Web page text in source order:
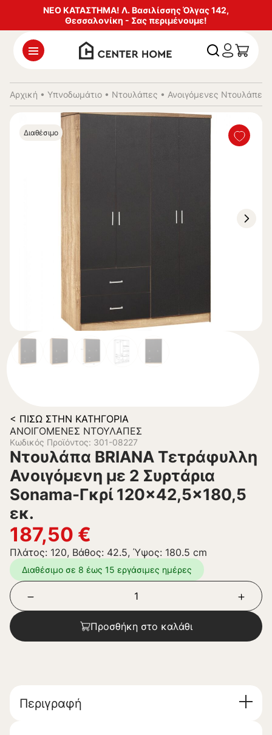
ΝΕΟ ΚΑΤΑΣΤΗΜΑ! Λ. Βασιλίσσης Όλγας 142,
Θεσσαλονίκη - Σας περιμένουμε!
Αρχική • Υπνοδωμάτιο • Ντουλάπες • Ανοιγόμενες Ντουλάπες
Διαθέσιμο
< ΠΊΣΩ ΣΤΗΝ ΚΑΤΗΓΟΡΊΑ
ΑΝΟΙΓΌΜΕΝΕΣ ΝΤΟΥΛΆΠΕΣ
Κωδικός Προϊόντος: 301-08227
Ντουλάπα BRIANA Τετράφυλλη
Ανοιγόμενη με 2 Συρτάρια
Sonama-Γκρί 120×42,5×180,5
εκ.
187,50 €
Πλάτος: 120, Βάθος: 42.5, Ύψος: 180.5 cm
Διαθέσιμο σε 8 έως 15 εργάσιμες ημέρες
Προσθήκη στο καλάθι
Περιγραφή